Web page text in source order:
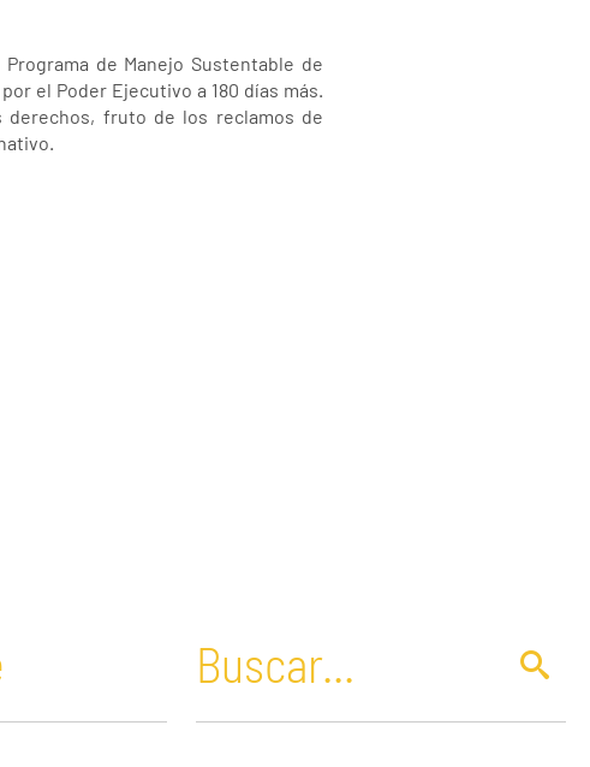
de Manejo Sustentable de
el Poder Ejecutivo a 180 días más.
derechos, fruto de los reclamos de